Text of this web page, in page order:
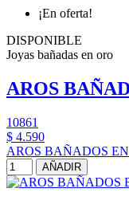
¡En oferta!
DISPONIBLE
Joyas bañadas en oro
AROS
10861
$ 4.590
AROS BAÑADOS
AÑADIR